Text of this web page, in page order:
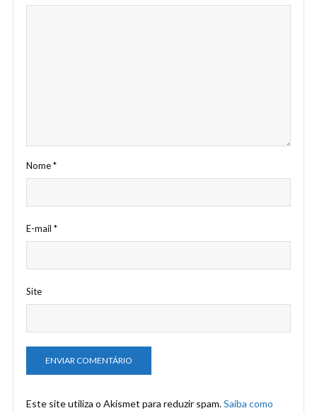
Nome*
E-mail *
Site
Este site utiliza o Akismet para reduzir spam.Saiba como